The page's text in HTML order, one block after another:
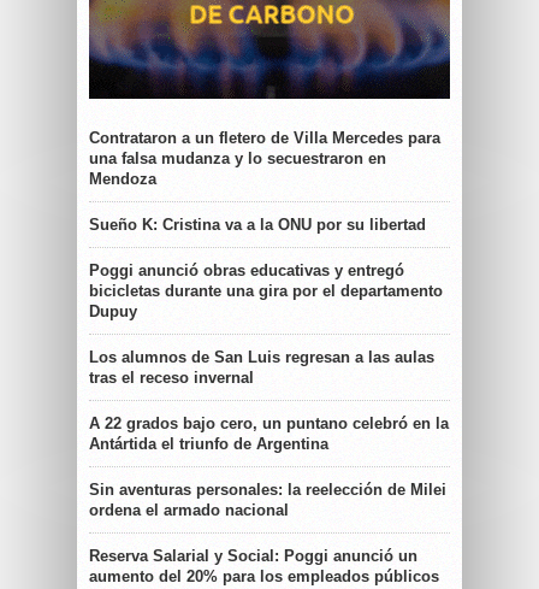
Contrataron a un fletero de Villa Mercedes para
una falsa mudanza y lo secuestraron en
Mendoza
Sueño K: Cristina va a la ONU por su libertad
Poggi anunció obras educativas y entregó
bicicletas durante una gira por el departamento
Dupuy
Los alumnos de San Luis regresan a las aulas
tras el receso invernal
A 22 grados bajo cero, un puntano celebró en la
Antártida el triunfo de Argentina
Sin aventuras personales: la reelección de Milei
ordena el armado nacional
Reserva Salarial y Social: Poggi anunció un
aumento del 20% para los empleados públicos